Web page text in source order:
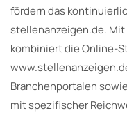
fördern das
stellenanzeigen.de.
kombiniert die Online-
Branchenportalen
mit spezifischer